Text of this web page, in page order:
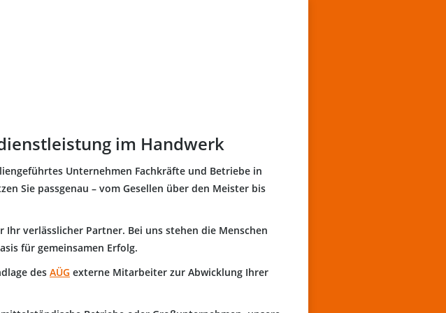
im Handwerk
Unternehmen Fachkräfte und Betriebe in
Sie passgenau – vom Gesellen über den Meister bis
verlässlicher Partner. Bei uns stehen die Menschen
für gemeinsamen Erfolg.
des AÜG externe Mitarbeiter zur Abwicklung Ihrer